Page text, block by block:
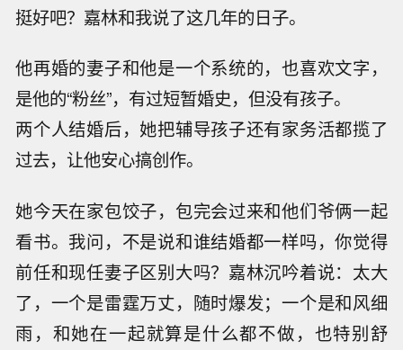
挺好吧？嘉林和我说了这几年的日子。
他再婚的妻子和他是一个系统的，也喜欢文字，
是他的“粉丝”，有过短暂婚史，但没有孩子。
两个人结婚后，她把辅导孩子还有家务活都揽了
过去，让他安心搞创作。
她今天在家包饺子，包完会过来和他们爷俩一起
看书。我问，不是说和谁结婚都一样吗，你觉得
前任和现任妻子区别大吗？嘉林沉吟着说：太大
了，一个是雷霆万丈，随时爆发；一个是和风细
雨，和她在一起就算是什么都不做，也特别舒